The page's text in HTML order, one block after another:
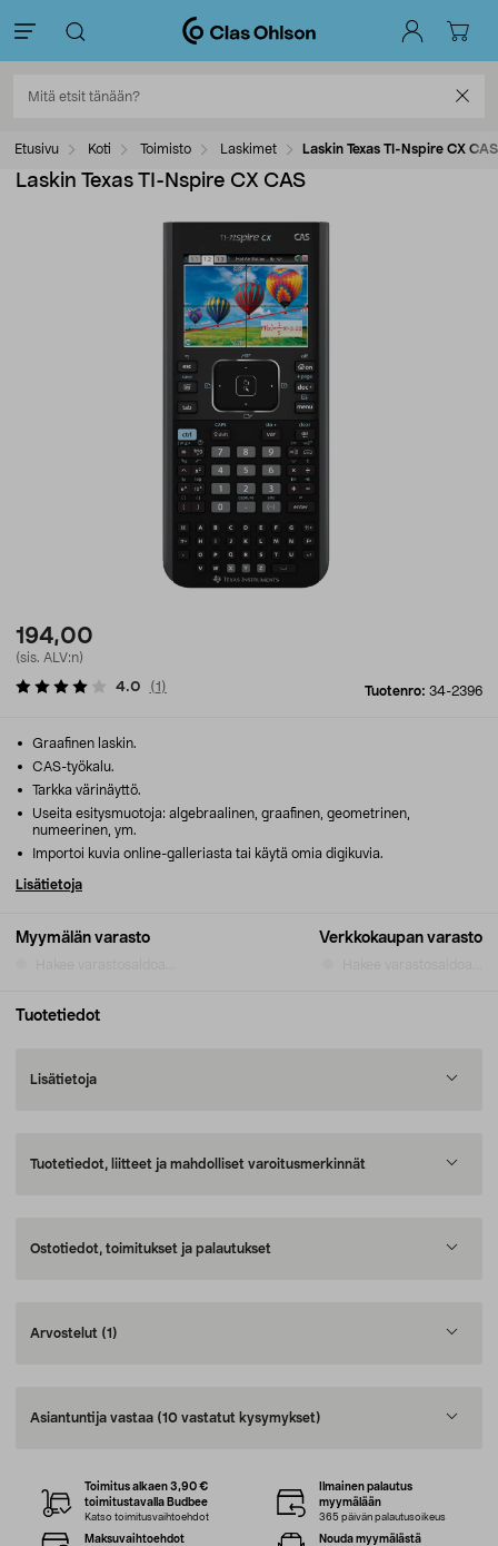
Etusivu Koti Toimisto Laskimet Laskin Texas TI-Nspire CX CAS
Laskin Texas TI-Nspire CX CAS
194,00
(sis. ALV:n)
Tuotenro: 34-2396
4.0 (1 )
Myymälän varasto Verkkokaupan varasto
Graafinen laskin.
CAS-työkalu.
Tarkka värinäyttö.
Useita esitysmuotoja: algebraalinen, graafinen, geometrinen,
numeerinen, ym.
Importoi kuvia online-galleriasta tai käytä omia digikuvia.
Lisätietoja
Tuotetiedot
Lisätietoja
Tuotetiedot, liitteet ja mahdolliset varoitusmerkinnät
Ostotiedot, toimitukset ja palautukset
Arvostelut (1)
Asiantuntija vastaa (10 vastatut kysymykset)
Toimitus alkaen 3,90 €
toimitustavalla Budbee
Katso toimitusvaihtoehdot
Ilmainen palautus
myymälään
365 päivän palautusoikeus
Maksuvaihtoehdot Nouda myymälästä